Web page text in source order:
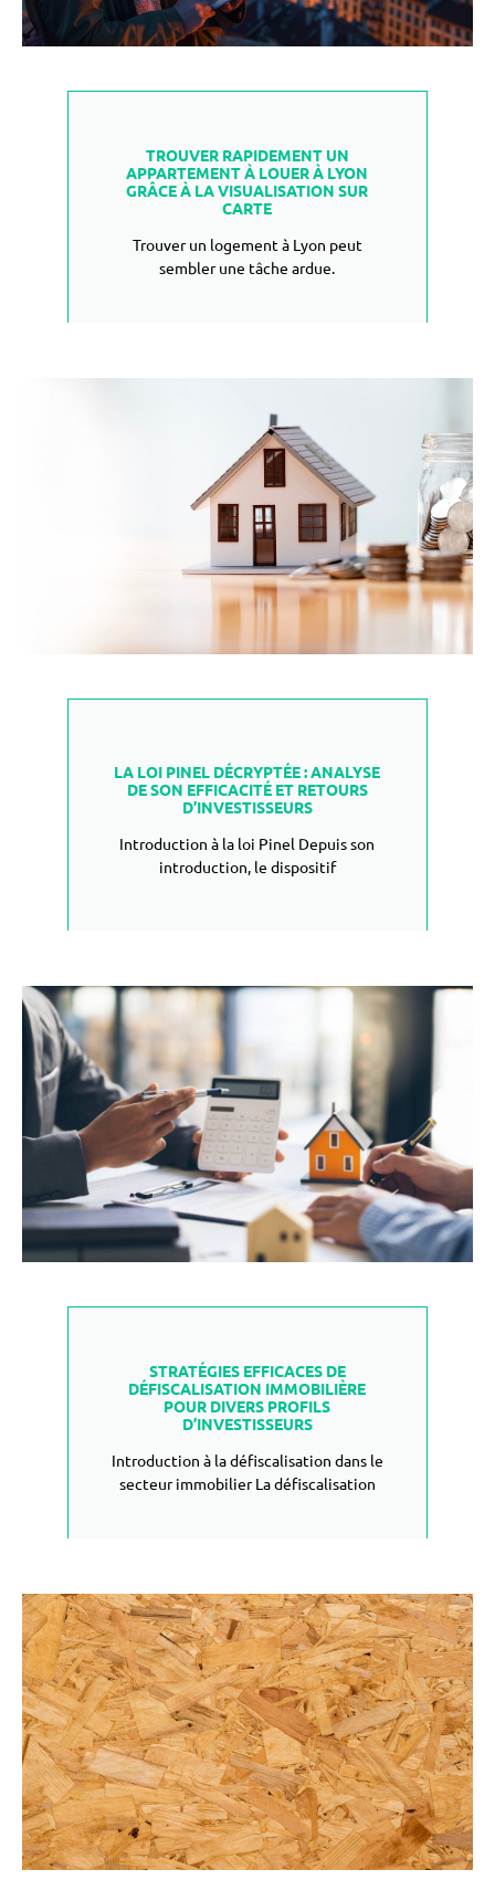
TROUVER RAPIDEMENT UN
APPARTEMENT À LOUER À LYON
GRÂCE À LA VISUALISATION SUR
CARTE
Trouver un logement à Lyon peut
sembler une tâche ardue.
LIRE PLUS
LA LOI PINEL DÉCRYPTÉE : ANALYSE
DE SON EFFICACITÉ ET RETOURS
D’INVESTISSEURS
Introduction à la loi Pinel Depuis son
introduction, le dispositif
LIRE PLUS
STRATÉGIES EFFICACES DE
DÉFISCALISATION IMMOBILIÈRE
POUR DIVERS PROFILS
D’INVESTISSEURS
Introduction à la défiscalisation dans le
secteur immobilier La défiscalisation
LIRE PLUS